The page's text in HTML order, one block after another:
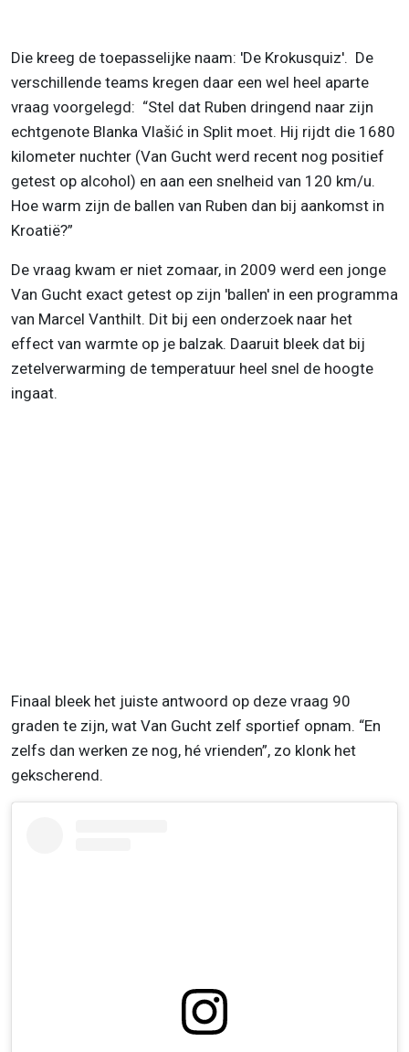
Die kreeg de toepasselijke naam: 'De Krokusquiz'. De
verschillende teams kregen daar een wel heel aparte
vraag voorgelegd: “Stel dat Ruben dringend naar zijn
echtgenote Blanka Vlašić in Split moet. Hij rijdt die 1680
kilometer nuchter (Van Gucht werd recent nog positief
getest op alcohol) en aan een snelheid van 120 km/u.
Hoe warm zijn de ballen van Ruben dan bij aankomst in
Kroatië?”
De vraag kwam er niet zomaar, in 2009 werd een jonge
Van Gucht exact getest op zijn 'ballen' in een programma
van Marcel Vanthilt. Dit bij een onderzoek naar het
effect van warmte op je balzak. Daaruit bleek dat bij
zetelverwarming de temperatuur heel snel de hoogte
ingaat.
Finaal bleek het juiste antwoord op deze vraag 90
graden te zijn, wat Van Gucht zelf sportief opnam. “En
zelfs dan werken ze nog, hé vrienden”, zo klonk het
gekscherend.